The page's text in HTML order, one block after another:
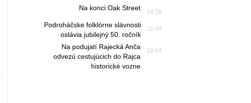
14:56
Na konci Oak Street
11:49
Podroháčske folklórne slávnosti
oslávia jubilejný 50. ročník
10:14
Na podujatí Rajecká Anča
odvezú cestujúcich do Rajca
historické vozne